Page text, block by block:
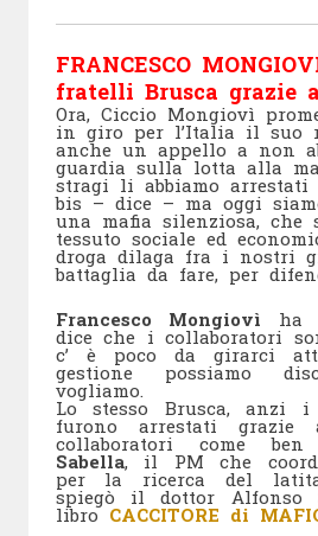
FRANCESCO
fratelli Brusca grazie
Ora, Ciccio Mongiovì
in giro per l’Italia il suo
anche un appello a non
guardia sulla lotta alla
stragi li abbiamo
bis – dice – ma oggi
una mafia silenziosa,
tessuto sociale ed
droga dilaga fra i nostri
battaglia da fare, per
Francesco Mongiovì ha
dice che i collaboratori
c’ è poco da girarci
gestione possiamo
vogliamo.
Lo stesso Brusca, anzi i
furono arrestati grazie
collaboratori come
Sabella, il PM che
per la ricerca del
spiegò il dottor Alfonso
libroCACCITORE di